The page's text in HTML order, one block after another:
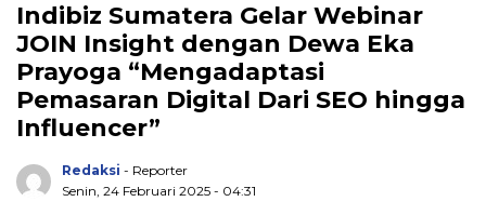
Indibiz Sumatera Gelar Webinar
JOIN Insight dengan Dewa Eka
Prayoga “Mengadaptasi
Pemasaran Digital Dari SEO hingga
Influencer”
Redaksi - Reporter
Senin, 24 Februari 2025 - 04:31